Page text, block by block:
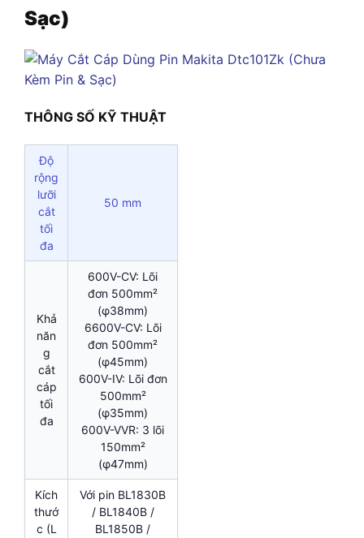
Sạc)
THÔNG SỐ KỸ THUẬT
Độ
rộng
lưỡi
cắt
tối
đa
50 mm
Khả
năn
g
cắt
cáp
tối
đa
600V-CV: Lõi
đơn 500mm²
(φ38mm)
6600V-CV: Lõi
đơn 500mm²
(φ45mm)
600V-IV: Lõi đơn
500mm²
(φ35mm)
600V-VVR: 3 lõi
150mm²
(φ47mm)
Kích
thướ
c (L
Với pin BL1830B
/ BL1840B /
BL1850B /